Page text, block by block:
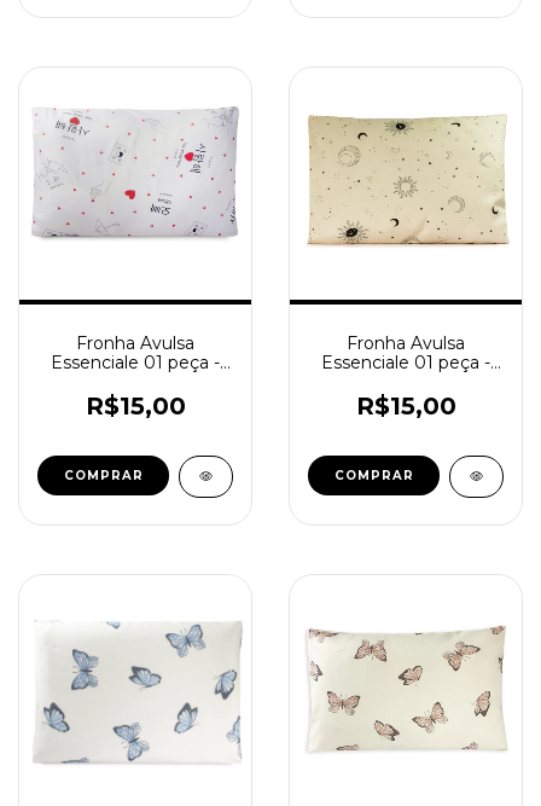
Fronha Avulsa
Essenciale 01 peça -
R$15,00
Fronha Avulsa
Essenciale 01 peça -
R$15,00